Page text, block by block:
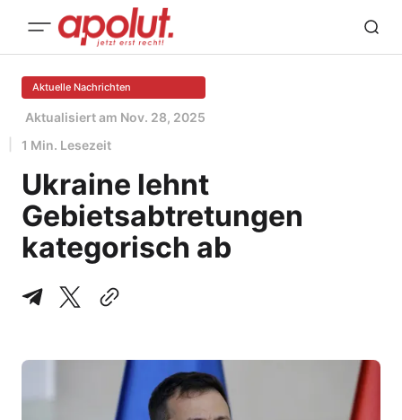
Aktuelle Nachrichten
Aktualisiert am Nov. 28, 2025
1 Min. Lesezeit
Ukraine lehnt
Gebietsabtretungen
kategorisch ab